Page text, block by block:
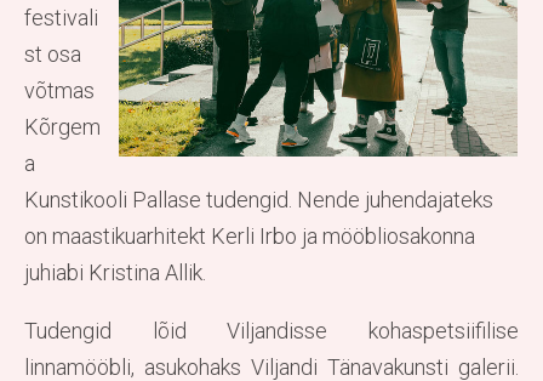
festivali
st osa
võtmas
Kõrgem
a
Kunstikooli Pallase tudengid. Nende juhendajateks
on maastikuarhitekt Kerli Irbo ja mööbliosakonna
juhiabi Kristina Allik.
Tudengid lõid Viljandisse kohaspetsiifilise
linnamööbli, asukohaks Viljandi Tänavakunsti galerii.